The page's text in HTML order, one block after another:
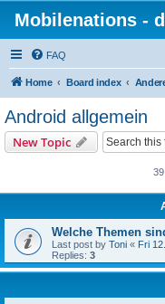
Mobilenations -
FAQ
Home Board index
Android allgemein
New Topic
Welche Themen
Last post by Toni « Fri
Replies: 3